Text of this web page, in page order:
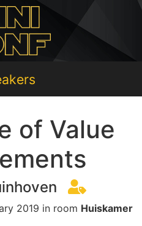
of Value
2019 in room Huiskamer